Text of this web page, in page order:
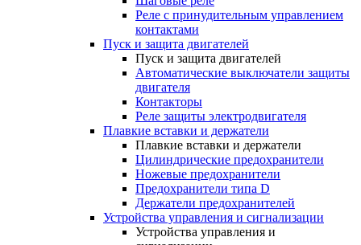
Реле с принудительным управлением
контактами
Пуск и защита двигателей
Пуск и защита двигателей
Автоматические выключатели защиты
двигателя
Контакторы
Реле защиты электродвигателя
Плавкие вставки и держатели
Плавкие вставки и держатели
Цилиндрические предохранители
Ножевые предохранители
Предохранители типа D
Держатели предохранителей
Устройства управления и сигнализации
Устройства управления и